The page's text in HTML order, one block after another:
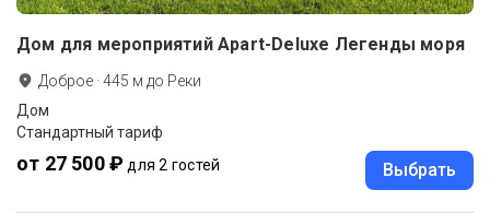
Дом для мероприятий Apart-Deluxe Легенды моря
Доброе ·445 м до Реки
Дом
Стандартный тариф
от 27 500 ₽ для 2 гостей Выбрать